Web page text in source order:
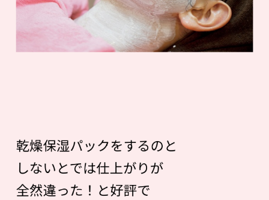
乾燥保湿パックをするのと
しないとでは仕上がりが
全然違った！と好評で